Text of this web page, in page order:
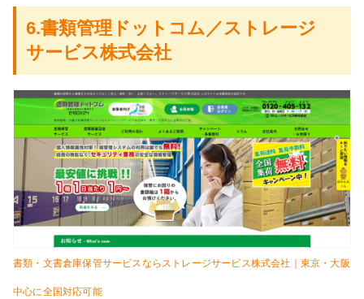
6.書類管理ドットコム／ストレージ
サービス株式会社
書類・文書倉庫保管サービスならストレージサービス株式会社｜東京・大阪
中心に全国対応可能